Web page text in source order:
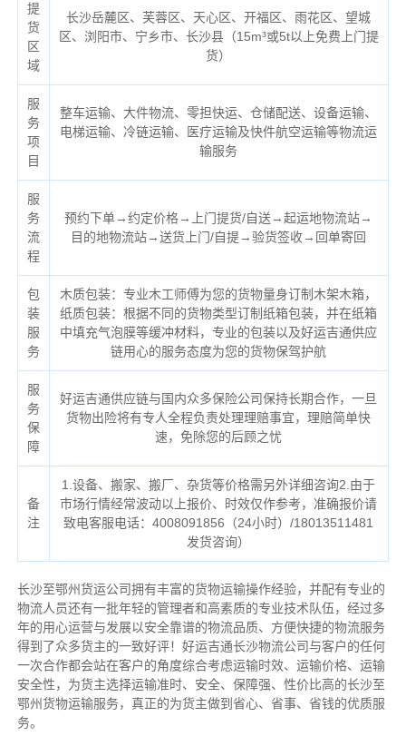
提
货
区
域
长沙岳麓区、芙蓉区、天心区、开福区、雨花区、望城
区、浏阳市、宁乡市、长沙县（15m³或5t以上免费上门提
货）
服
务
项
目
整车运输、大件物流、零担快运、仓储配送、设备运输、
电梯运输、冷链运输、医疗运输及快件航空运输等物流运
输服务
服
务
流
程
预约下单→约定价格→上门提货/自送→起运地物流站→
目的地物流站→送货上门/自提→验货签收→回单寄回
包
装
服
务
木质包装：专业木工师傅为您的货物量身订制木架木箱，
纸质包装：根据不同的货物类型订制纸箱包装，并在纸箱
中填充气泡膜等缓冲材料，专业的包装以及好运吉通供应
链用心的服务态度为您的货物保驾护航
服
务
保
障
好运吉通供应链与国内众多保险公司保持长期合作，一旦
货物出险将有专人全程负责处理理赔事宜，理赔简单快
速，免除您的后顾之忧
备
注
1.设备、搬家、搬厂、杂货等价格需另外详细咨询2.由于
市场行情经常波动以上报价、时效仅作参考，准确报价请
致电客服电话：4008091856（24小时）/18013511481
发货咨询）
长沙至鄂州货运公司拥有丰富的货物运输操作经验，并配有专业的
物流人员还有一批年轻的管理者和高素质的专业技术队伍，经过多
年的用心运营与发展以安全靠谱的物流品质、方便快捷的物流服务
得到了众多货主的一致好评！好运吉通长沙物流公司与客户的任何
一次合作都会站在客户的角度综合考虑运输时效、运输价格、运输
安全性，为货主选择运输准时、安全、保障强、性价比高的长沙至
鄂州货物运输服务，真正的为货主做到省心、省事、省钱的优质服
务。